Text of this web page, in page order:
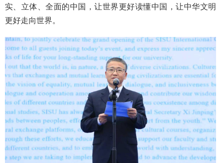
实、立体、全面的中国，让世界更好读懂中国，让中华文明
更好走向世界。